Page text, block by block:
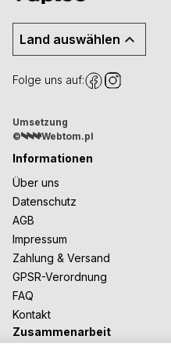
Land auswählen
Folge uns auf:
Umsetzung
©
Webtom.pl
Informationen
Über uns
Datenschutz
AGB
Impressum
Zahlung & Versand
GPSR-Verordnung
FAQ
Kontakt
Zusammenarbeit